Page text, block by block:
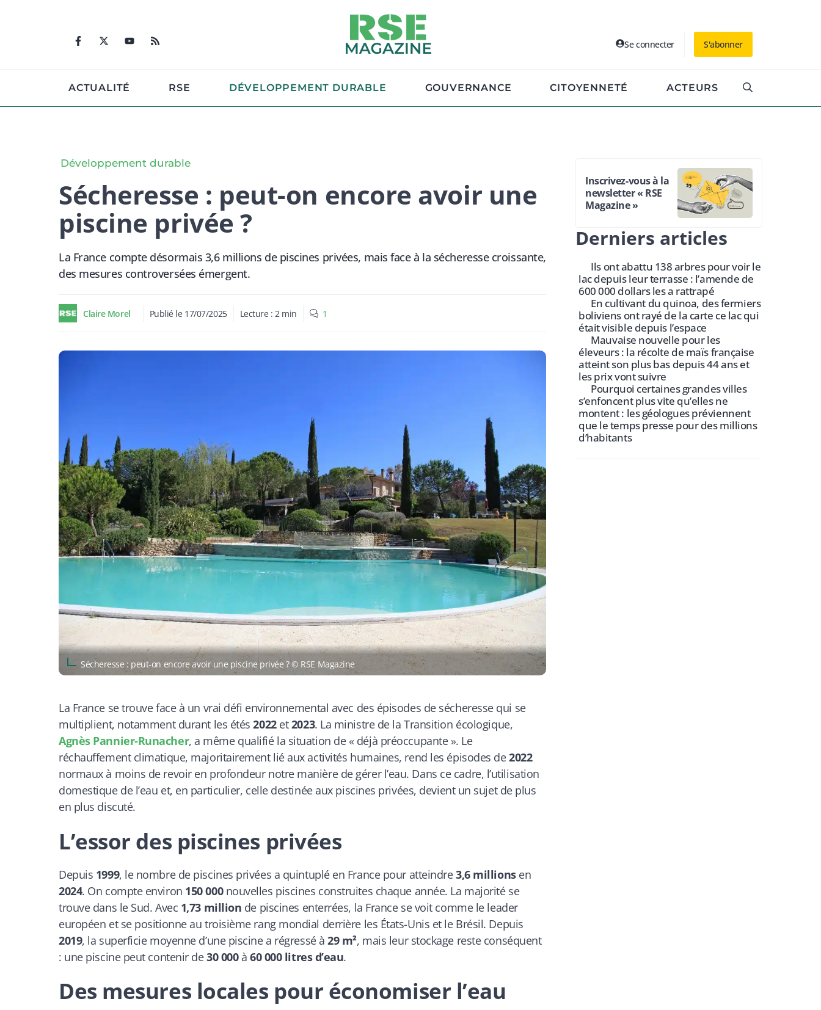
Se connecter S'abonner
ACTUALITÉ RSE DÉVELOPPEMENT DURABLE GOUVERNANCE CITOYENNETÉ ACTEURS
Développement durable
Sécheresse : peut-on encore avoir une
piscine privée ?
La France compte désormais 3,6 millions de piscines privées, mais face à la sécheresse croissante,
des mesures controversées émergent.
Claire Morel Publié le 17/07/2025 Lecture : 2 min 1
Sécheresse : peut-on encore avoir une piscine privée ? © RSE Magazine
La France se trouve face à un vrai défi environnemental avec des épisodes de sécheresse qui se
multiplient, notamment durant les étés2022et2023. La ministre de la Transition écologique,
Agnès Pannier-Runacher, a même qualifié la situation de « déjà préoccupante ». Le
réchauffement climatique, majoritairement lié aux activités humaines, rend les épisodes de2022
normaux à moins de revoir en profondeur notre manière de gérer l’eau. Dans ce cadre, l’utilisation
domestique de l’eau et, en particulier, celle destinée aux piscines privées, devient un sujet de plus
en plus discuté.
L’essor des piscines privées
Depuis 1999, le nombre de piscines privées a quintuplé en France pour atteindre3,6 millionsen
2024. On compte environ 150 000nouvelles piscines construites chaque année. La majorité se
trouve dans le Sud. Avec 1,73 million de piscines enterrées, la France se voit comme le leader
européen et se positionne au troisième rang mondial derrière les États-Unis et le Brésil. Depuis
2019, la superficie moyenne d’une piscine a régressé à29 m², mais leur stockage reste conséquent
: une piscine peut contenir de30 000à60 000 litres d’eau.
Des mesures locales pour économiser l’eau
Inscrivez-vous à la
newsletter « RSE
Magazine »
Derniers articles
Ils ont abattu 138 arbres pour voir le
lac depuis leur terrasse : l’amende de
600 000 dollars les a rattrapé
En cultivant du quinoa, des fermiers
boliviens ont rayé de la carte ce lac qui
était visible depuis l’espace
Mauvaise nouvelle pour les
éleveurs : la récolte de maïs française
atteint son plus bas depuis 44 ans et
les prix vont suivre
Pourquoi certaines grandes villes
s’enfoncent plus vite qu’elles ne
montent : les géologues préviennent
que le temps presse pour des millions
d’habitants